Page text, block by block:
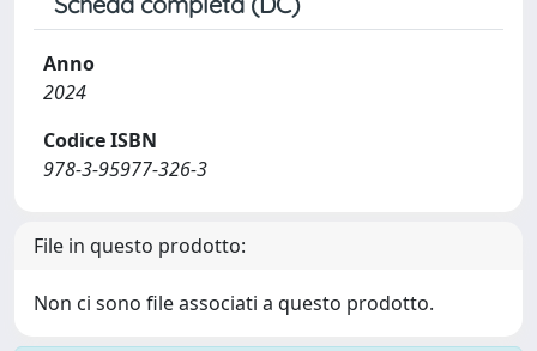
Anno
2024
Codice ISBN
978-3-95977-326-3
File in questo prodotto:
Non ci sono file associati a questo prodotto.